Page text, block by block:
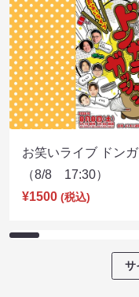
お笑いライブ ドン
（8/8 17:30）
¥1500 (税込)
サ